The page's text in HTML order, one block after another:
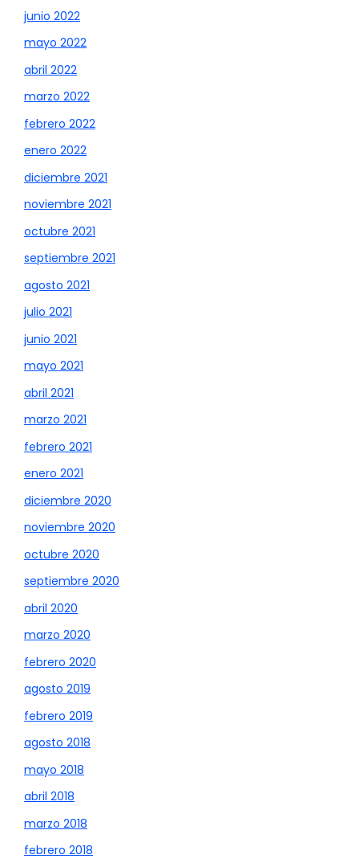
junio 2022
mayo 2022
abril 2022
marzo 2022
febrero 2022
enero 2022
diciembre 2021
noviembre 2021
octubre 2021
septiembre 2021
agosto 2021
julio 2021
junio 2021
mayo 2021
abril 2021
marzo 2021
febrero 2021
enero 2021
diciembre 2020
noviembre 2020
octubre 2020
septiembre 2020
abril 2020
marzo 2020
febrero 2020
agosto 2019
febrero 2019
agosto 2018
mayo 2018
abril 2018
marzo 2018
febrero 2018